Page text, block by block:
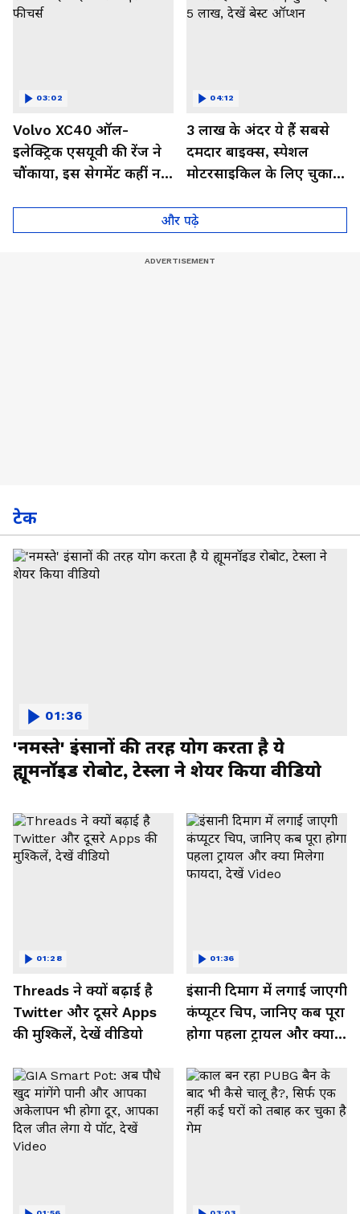
Volvo XC40 ऑल-
इलेक्ट्रिक एसयूवी की रेंज ने
चौंकाया, इस सेगमेंट कहीं नहीं
03:02
3 लाख के अंदर ये हैं सबसे
दमदार बाइक्स, स्पेशल
मोटरसाइकिल के लिए चुकाने
ऑप्शन
04:12
और पढ़े
टेक
'नमस्ते' इंसानों की तरह योग करता है ये
ह्यूमनॉइड रोबोट, टेस्ला ने शेयर किया वीडियो
01:36
Threads ने क्यों बढ़ाई है
Twitter और दूसरे Apps
की मुश्किलें, देखें वीडियो
01:28
इंसानी दिमाग में लगाई जाएगी
कंप्यूटर चिप, जानिए कब पूरा
होगा पहला ट्रायल और क्या
01:36